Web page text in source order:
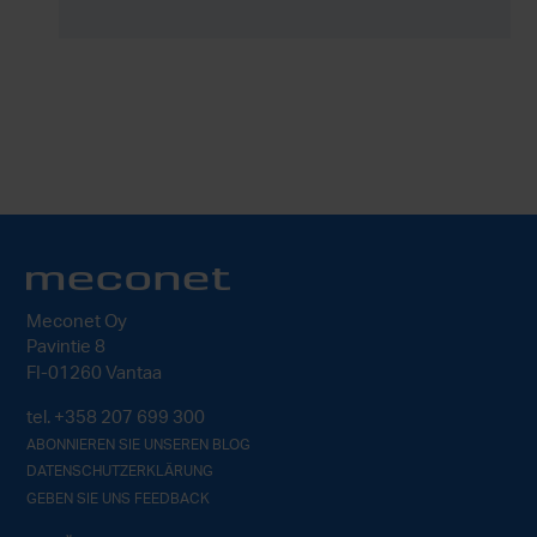
Meconet Oy
Pavintie 8
FI-01260 Vantaa
tel. +358 207 699 300
ABONNIEREN SIE UNSEREN BLOG
DATENSCHUTZERKLÄRUNG
GEBEN SIE UNS FEEDBACK